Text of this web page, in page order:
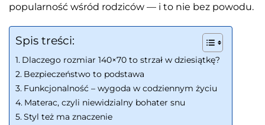
popularność wśród rodziców — i to nie bez powodu.
Spis treści:
Dlaczego rozmiar 140×70 to strzał w dziesiątkę?
Bezpieczeństwo to podstawa
Funkcjonalność – wygoda w codziennym życiu
Materac, czyli niewidzialny bohater snu
Styl też ma znaczenie